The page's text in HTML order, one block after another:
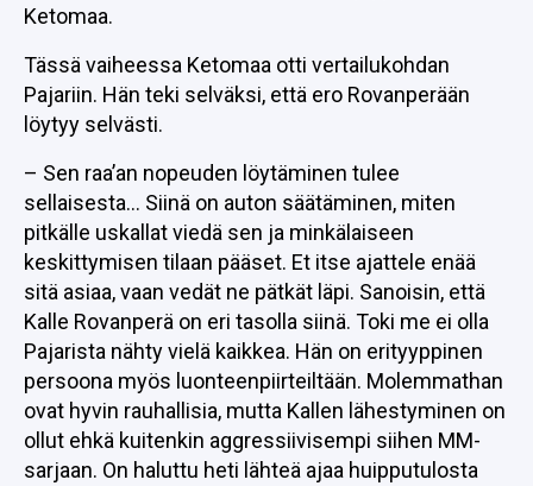
Ketomaa.
Tässä vaiheessa Ketomaa otti vertailukohdan
Pajariin. Hän teki selväksi, että ero Rovanperään
löytyy selvästi.
– Sen raa’an nopeuden löytäminen tulee
sellaisesta… Siinä on auton säätäminen, miten
pitkälle uskallat viedä sen ja minkälaiseen
keskittymisen tilaan pääset. Et itse ajattele enää
sitä asiaa, vaan vedät ne pätkät läpi. Sanoisin, että
Kalle Rovanperä on eri tasolla siinä. Toki me ei olla
Pajarista nähty vielä kaikkea. Hän on erityyppinen
persoona myös luonteenpiirteiltään. Molemmathan
ovat hyvin rauhallisia, mutta Kallen lähestyminen on
ollut ehkä kuitenkin aggressiivisempi siihen MM-
sarjaan. On haluttu heti lähteä ajaa huipputulosta